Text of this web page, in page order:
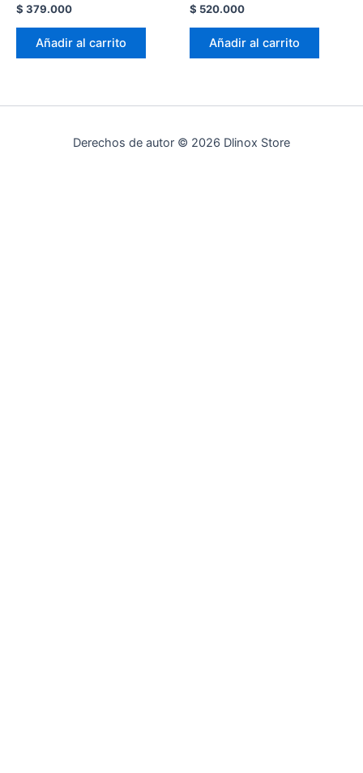
$ 379.000
Añadir al carrito
$ 520.000
Añadir al carrito
Derechos de autor © 2026 Dlinox Store